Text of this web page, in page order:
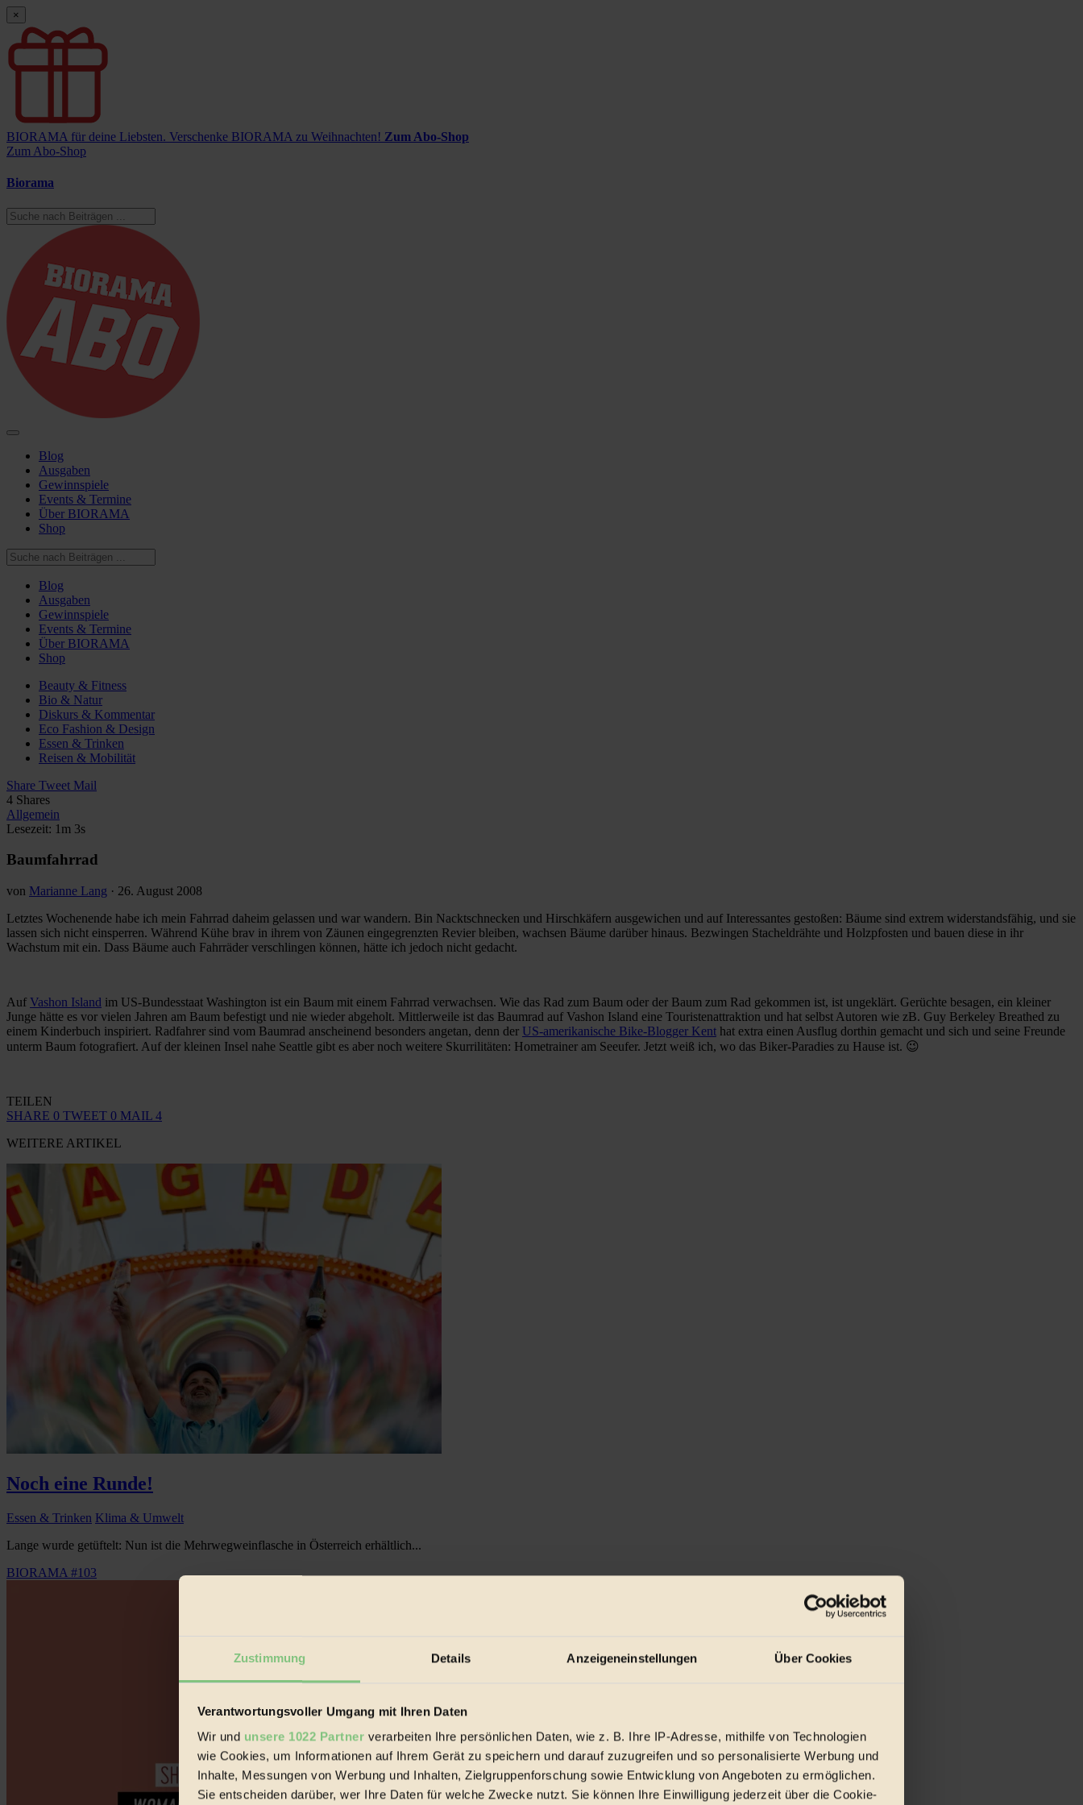
Zustimmung Details Anzeigeneinstellungen Über Cookies
Verantwortungsvoller Umgang mit Ihren Daten
Wir und unsere 1022 Partner verarbeiten Ihre persönlichen Daten, wie z. B. Ihre IP-Adresse, mithilfe von Technologien
wie Cookies, um Informationen auf Ihrem Gerät zu speichern und darauf zuzugreifen und so personalisierte Werbung und
Inhalte, Messungen von Werbung und Inhalten, Zielgruppenforschung sowie Entwicklung von Angeboten zu ermöglichen.
Sie entscheiden darüber, wer Ihre Daten für welche Zwecke nutzt. Sie können Ihre Einwilligung jederzeit über die Cookie-
×
BIORAMA für deine Liebsten. Verschenke BIORAMA zu Weihnachten! Zum Abo-Shop
Zum Abo-Shop
Biorama
Blog
Ausgaben
Gewinnspiele
Events & Termine
Über BIORAMA
Shop
Blog
Ausgaben
Gewinnspiele
Events & Termine
Über BIORAMA
Shop
Beauty & Fitness
Bio & Natur
Diskurs & Kommentar
Eco Fashion & Design
Essen & Trinken
Reisen & Mobilität
Share Tweet Mail
4 Shares
Allgemein
Lesezeit: 1m 3s
Baumfahrrad
von Marianne Lang · 26. August 2008
Letztes Wochenende habe ich mein Fahrrad daheim gelassen und war wandern. Bin Nacktschnecken und Hirschkäfern ausgewichen und auf Interessantes gestoßen: Bäume sind extrem widerstandsfähig, und sie
lassen sich nicht einsperren. Während Kühe brav in ihrem von Zäunen eingegrenzten Revier bleiben, wachsen Bäume darüber hinaus. Bezwingen Stacheldrähte und Holzpfosten und bauen diese in ihr
Wachstum mit ein. Dass Bäume auch Fahrräder verschlingen können, hätte ich jedoch nicht gedacht.
Auf Vashon Island im US-Bundesstaat Washington ist ein Baum mit einem Fahrrad verwachsen. Wie das Rad zum Baum oder der Baum zum Rad gekommen ist, ist ungeklärt. Gerüchte besagen, ein kleiner
Junge hätte es vor vielen Jahren am Baum befestigt und nie wieder abgeholt. Mittlerweile ist das Baumrad auf Vashon Island eine Touristenattraktion und hat selbst Autoren wie zB. Guy Berkeley Breathed zu
einem Kinderbuch inspiriert. Radfahrer sind vom Baumrad anscheinend besonders angetan, denn der US-amerikanische Bike-Blogger Kent hat extra einen Ausflug dorthin gemacht und sich und seine Freunde
unterm Baum fotografiert. Auf der kleinen Insel nahe Seattle gibt es aber noch weitere Skurrilitäten: Hometrainer am Seeufer. Jetzt weiß ich, wo das Biker-Paradies zu Hause ist. 😉
TEILEN
SHARE 0 TWEET 0 MAIL 4
WEITERE ARTIKEL
Noch eine Runde!
Essen & Trinken Klima & Umwelt
Lange wurde getüftelt: Nun ist die Mehrwegweinflasche in Österreich erhältlich...
BIORAMA #103